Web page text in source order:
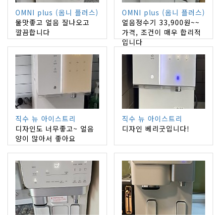
OMNI plus (옴니 플러스)
물맛좋고 얼음 잘나오고
깔끔합니다
OMNI plus (옴니 플러스)
얼음정수기 33,900원~~
가격, 조건이 매우 합리적
입니다
직수 뉴 아이스트리
디자인도 너무좋고~ 얼음
양이 많아서 좋아요
직수 뉴 아이스트리
디자인 베리굿입니다!